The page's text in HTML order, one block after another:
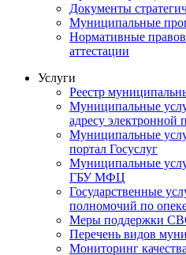
Документы
Муниципальные
Нормативные
аттестации
Услуги
Реестр
Муниципальные
адресу электронной
Муниципальные
портал Госуслуг
Муниципальные
ГБУ МФЦ
Государственные
полномочий по
Меры поддержки
Перечень видов
Мониторинг